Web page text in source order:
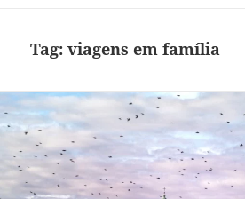
Tag:viagens em família